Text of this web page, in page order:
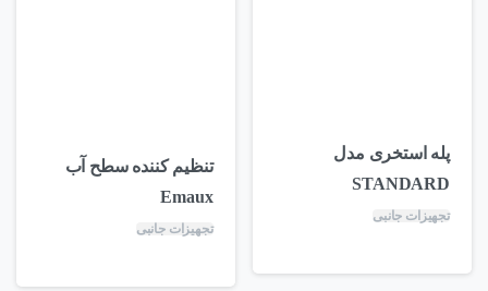
پله استخری مدل
STANDARD
تجهیزات جانبی
تنظیم کننده سطح آب
Emaux
تجهیزات جانبی